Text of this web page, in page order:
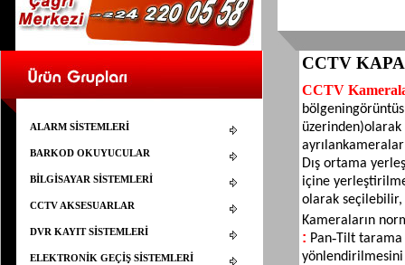
ALARM SİSTEMLERİ
BARKOD OKUYUCULAR
BİLGİSAYAR SİSTEMLERİ
CCTV AKSESUARLAR
DVR KAYIT SİSTEMLERİ
ELEKTRONİK GEÇİŞ SİSTEMLERİ
CCTV
CCTV
bölgenin
üzerinden)olarak
ayrılan
Dış ortama
içine
olarak seçilebilir,
Kameraların
: Pan‐Tilt
yönlendirilmesini